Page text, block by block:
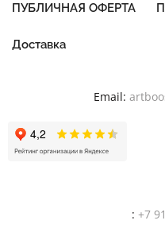
ПУБЛИЧНАЯ ОФЕРТА
Доставка
Email:
: +7